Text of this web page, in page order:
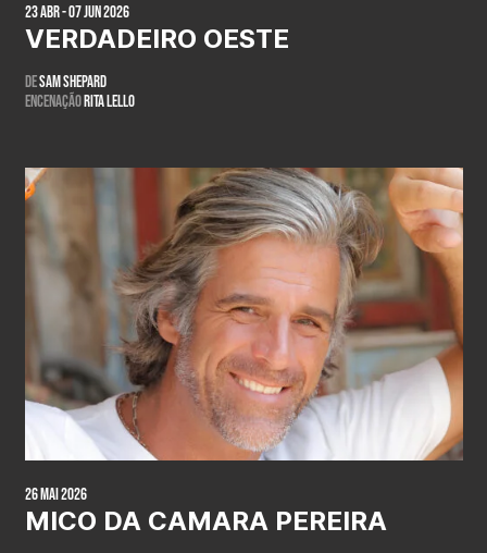
23 Abr - 07 Jun 2026
VERDADEIRO OESTE
DeSam Shepard
EncenaçãoRita Lello
26 Mai 2026
MICO DA CAMARA PEREIRA